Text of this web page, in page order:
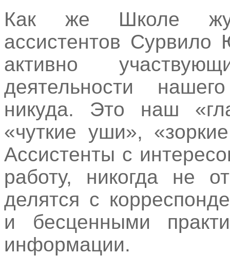
Как же Школе
ассистентов
активно
деятельности
никуда. Это наш
«чуткие уши»,
Ассистенты с
работу, никогда не
делятся с
и бесценными
информации.